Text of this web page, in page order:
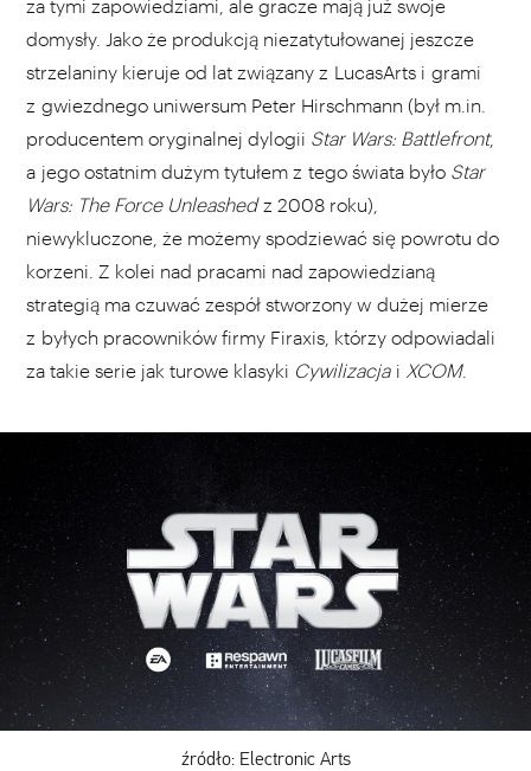
za tymi zapowiedziami, ale gracze mają już swoje
domysły. Jako że produkcją niezatytułowanej jeszcze
strzelaniny kieruje od lat związany z LucasArts i grami
z gwiezdnego uniwersum Peter Hirschmann (był m.in.
producentem oryginalnej dylogii Star Wars: Battlefront,
a jego ostatnim dużym tytułem z tego świata było Star
Wars: The Force Unleashedz 2008 roku),
niewykluczone, że możemy spodziewać się powrotu do
korzeni. Z kolei nad pracami nad zapowiedzianą
strategią ma czuwać zespół stworzony w dużej mierze
z byłych pracowników firmy Firaxis, którzy odpowiadali
za takie serie jak turowe klasyki Cywilizacjai XCOM.
źródło: Electronic Arts